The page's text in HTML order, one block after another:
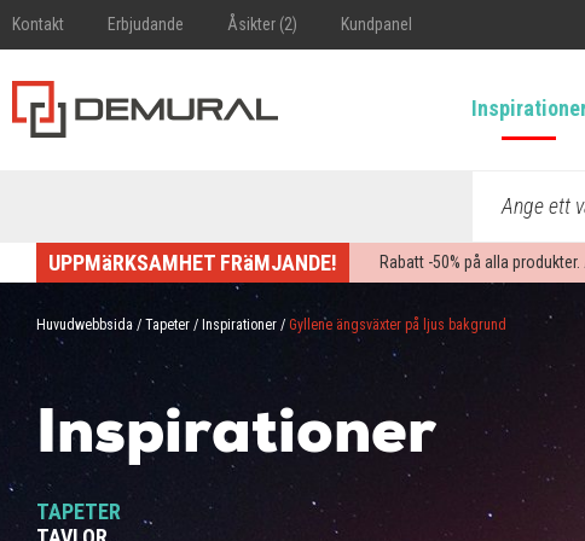
Kontakt Erbjudande Åsikter (2) Kundpanel
Ange ett
UPPMäRKSAMHET FRäMJANDE! Rabatt -50% på alla
Huvudwebbsida / Tapeter / Inspirationer / Gyllene ängsväxter på ljus bakgrund
Inspirationer
TAPETER